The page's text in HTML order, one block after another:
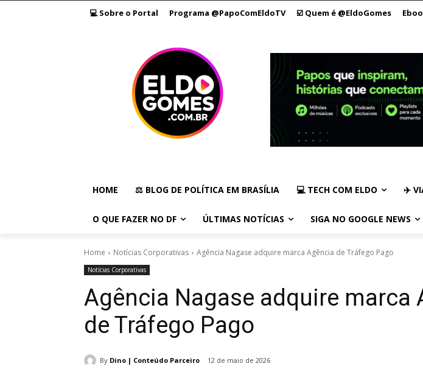
💻 Sobre o Portal Programa @PapoComEldoTV ☑️ Quem é @EldoGomes
HOME ⚖️ BLOG DE POLÍTICA EM BRASÍLIA 💻 TECH COM ELDO ✈️
O QUE FAZER NO DF ÚLTIMAS NOTÍCIAS SIGA NO GOOGLE NEWS
Home Notícias Corporativas Agência Nagase adquire marca Agência de Tráfego Pago
Notícias Corporativas
Agência Nagase adquire marca
de Tráfego Pago
By Dino | Conteúdo Parceiro 12 de maio de 2026